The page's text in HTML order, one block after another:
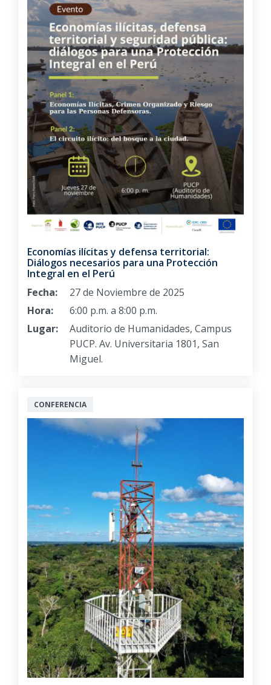
Economías ilícitas y defensa territorial:
Diálogos necesarios para una Protección
Integral en el Perú
Fecha:
27 de Noviembre de 2025
Hora:
6:00 p.m. a 8:00 p.m.
Lugar:
Auditorio de Humanidades, Campus
PUCP. Av. Universitaria 1801, San
Miguel.
CONFERENCIA